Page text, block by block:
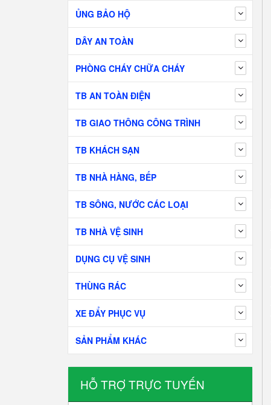
ỦNG BẢO HỘ
DÂY AN TOÀN
PHÒNG CHÁY CHỮA CHÁY
TB AN TOÀN ĐIỆN
TB GIAO THÔNG CÔNG TRÌNH
TB KHÁCH SẠN
TB NHÀ HÀNG, BẾP
TB SÔNG, NƯỚC CÁC LOẠI
TB NHÀ VỆ SINH
DỤNG CỤ VỆ SINH
THÙNG RÁC
XE ĐẨY PHỤC VỤ
SẢN PHẨM KHÁC
HỖ TRỢ TRỰC TUYẾN